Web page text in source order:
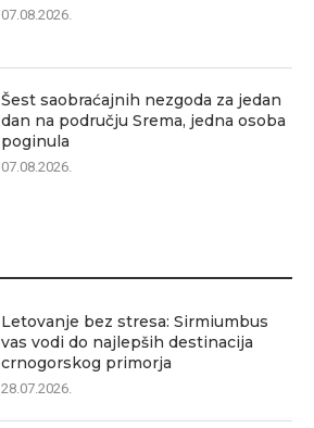
07.08.2026.
Šest saobraćajnih nezgoda za jedan
dan na području Srema, jedna osoba
poginula
07.08.2026.
Letovanje bez stresa: Sirmiumbus
vas vodi do najlepših destinacija
crnogorskog primorja
28.07.2026.